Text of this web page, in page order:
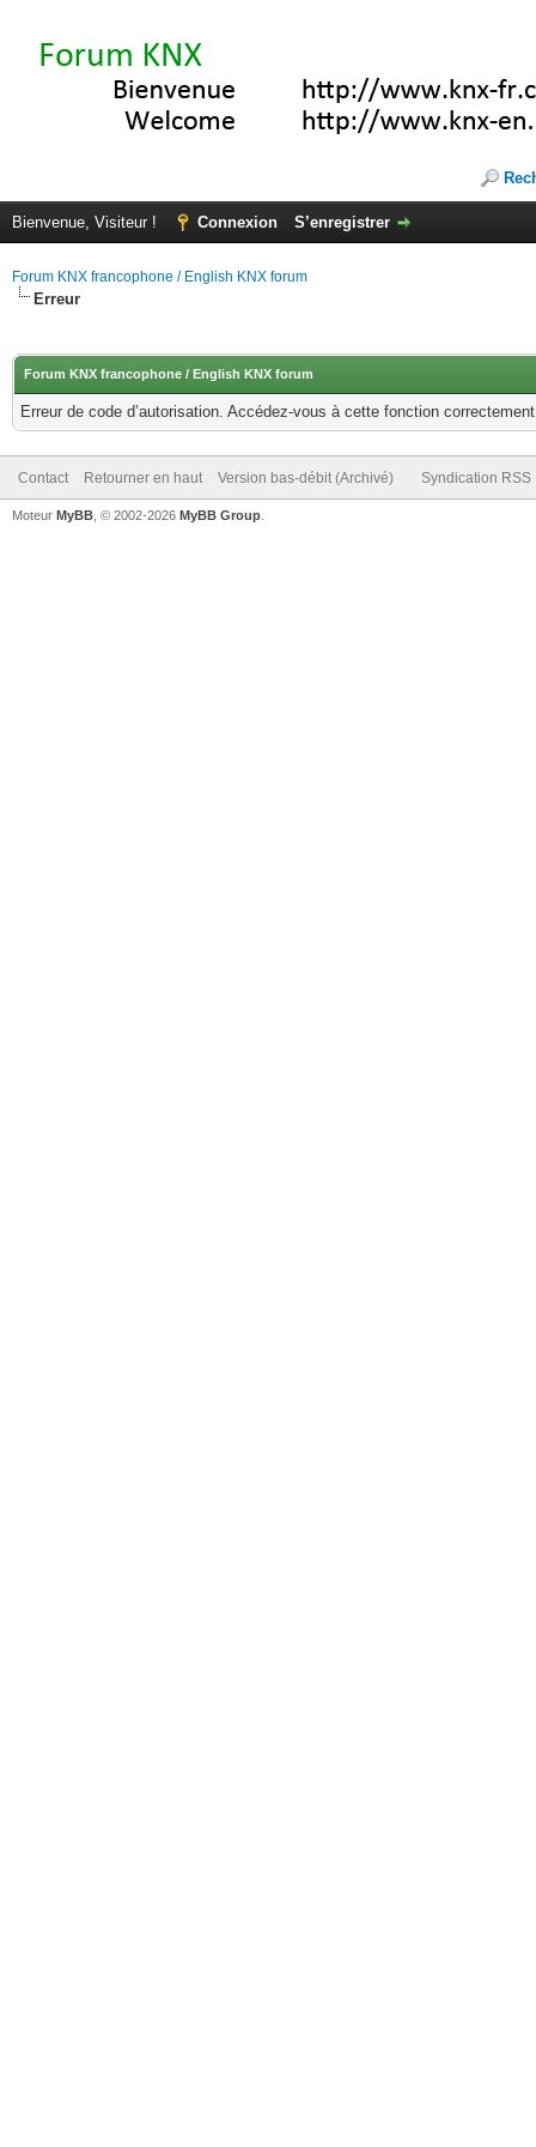
Bienvenue, Visiteur ! Connexion S’enregistrer
Forum KNX francophone / English KNX forum
Erreur
Forum KNX francophone / English KNX forum
Erreur de code d’autorisation. Accédez-vous à cette fonction
Contact Retourner en haut Version bas-débit (Archivé) Syndication RSS
Moteur MyBB , © 2002-2026 MyBB Group